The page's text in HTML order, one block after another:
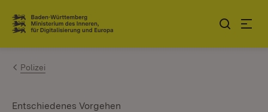
Zum Inhalt springen
Link zur Startseite
Polizei
Entschiedenes Vorgehen